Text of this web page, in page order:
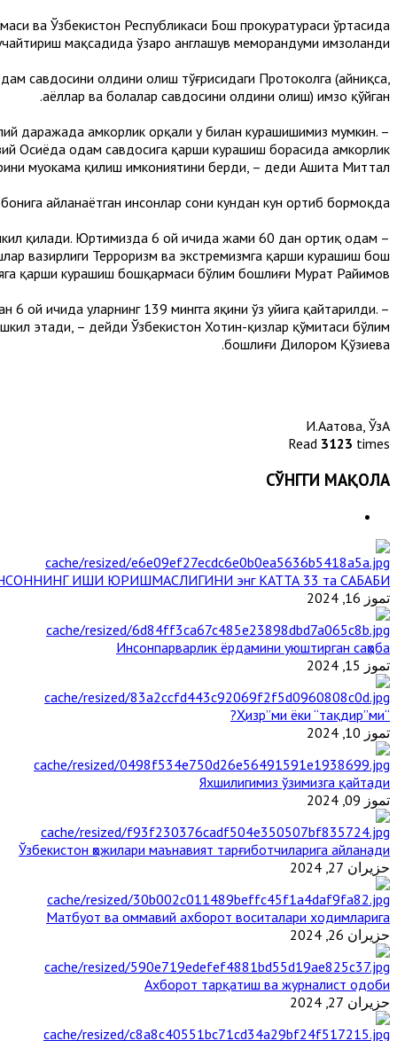
ва Ўзбекистон Республикаси Бош прокуратураси ўртасида
мақсадида ўзаро англашув меморандуми имзоланди.
савдосини олдини олиш тўғрисидаги Протоколга (айниқса,
аёллар ва болалар савдосини олдини олиш) имзо қўйган.
даражада ҳамкорлик орқали у билан курашишимиз мумкин.
Осиёда одам савдосига қарши курашиш борасида ҳамкорлик
муҳокама қилиш имкониятини берди, – деди Ашита Миттал.
айланаётган инсонлар сони кундан кун ортиб бормоқда.
қилади. Юртимизда 6 ой ичида жами 60 дан ортиқ одам
вазирлиги Терроризм ва экстремизмга қарши курашиш бош
қарши курашиш бошқармаси бўлим бошлиғи Мурат Райимов.
6 ой ичида уларнинг 139 мингга яқини ўз уйига қайтарилди.
этади, – дейди Ўзбекистон Хотин-қизлар қўмитаси бўлим
бошлиғи Дилором Қўзиева.
И.Аҳатова, ЎзА
Read 3123 times
СЎНГГИ МАҚОЛА
ИШИ ЮРИШМАСЛИГИНИ энг КАТТА 33 та САБАБИ
تموز 16, 2024
Инсонпарварлик ёрдамини уюштирган саҳоба
تموز 15, 2024
“Ҳизр”ми ёки “тақдир”ми?
تموز 10, 2024
Яхшилигимиз ўзимизга қайтади
تموز 09, 2024
Ўзбекистон ҳожилари маънавият тарғиботчиларига айланади
حزيران 27, 2024
Матбуот ва оммавий ахборот воситалари ходимларига
حزيران 26, 2024
Ахборот тарқатиш ва журналист одоби
حزيران 27, 2024